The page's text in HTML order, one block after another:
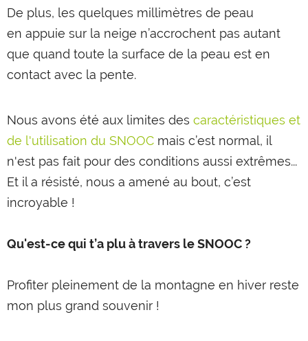
De plus, les quelques millimètres de peau
en appuie sur la neige n’accrochent pas autant
que quand toute la surface de la peau est en
contact avec la pente.
Nous avons été aux limites des caractéristiques et
de l'utilisation du SNOOC mais c’est normal, il
n'est pas fait pour des conditions aussi extrêmes...
Et il a résisté, nous a amené au bout, c’est
incroyable !
Qu'est-ce qui t’a plu à travers le SNOOC ?
Profiter pleinement de la montagne en hiver reste
mon plus grand souvenir !